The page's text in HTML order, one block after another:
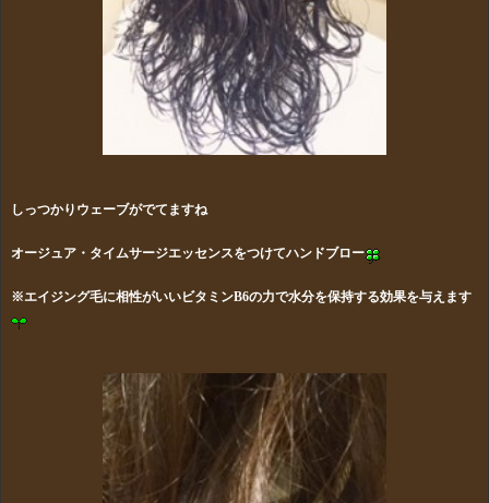
しっつかりウェーブがでてますね
オージュア・タイムサージエッセンスをつけてハンドブロー
※エイジング毛に相性がいいビタミンB6の力で水分を保持する効果を与えます